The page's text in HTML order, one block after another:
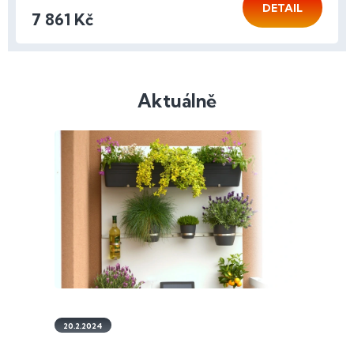
7 861 Kč
DETAIL
Aktuálně
20.2.2024